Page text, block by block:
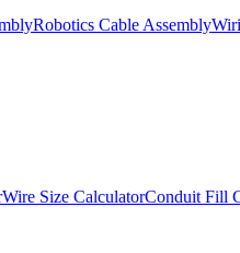
Robotics Cable Assembly
Wire Size CalculatorConduit Fill